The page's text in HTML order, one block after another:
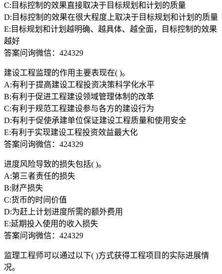
C:目标控制的效果直接取决于目标规划和计划的质量
D:目标控制的效果在很大程度上取决于目标规划和计划的质量
E:目标规划和计划越明确、越具体、越全面，目标控制的效果
越好
答案问询微信：424329
建设工程监理的作用主要表现在( )。
A:有利于提高建设工程投资决策科学化水平
B:有利于促进工程建设领域管理体制的改革
C:有利于规范工程建设参与各方的建设行为
D:有利于促使承建单位保证建设工程质量和使用安全
E:有利于实现建设工程投资效益最大化
答案问询微信：424329
进度风险导致的损失包括( )。
A:第三者责任的损失
B:财产损失
C:货币的时间价值
D:为赶上计划进度所需的额外费用
E:延期投入使用的收入损失
答案问询微信：424329
监理工程师可以通过以下( )方式获得工程项目的实际进展情
况。